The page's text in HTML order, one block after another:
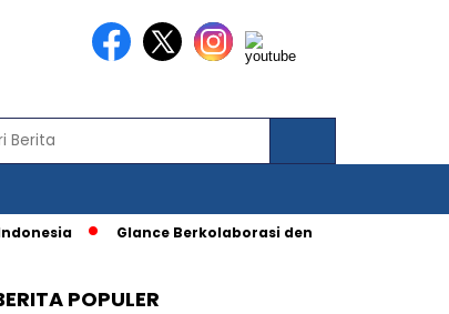
Glance Berkolaborasi dengan IAS, Berbagai Fitur
POPULER